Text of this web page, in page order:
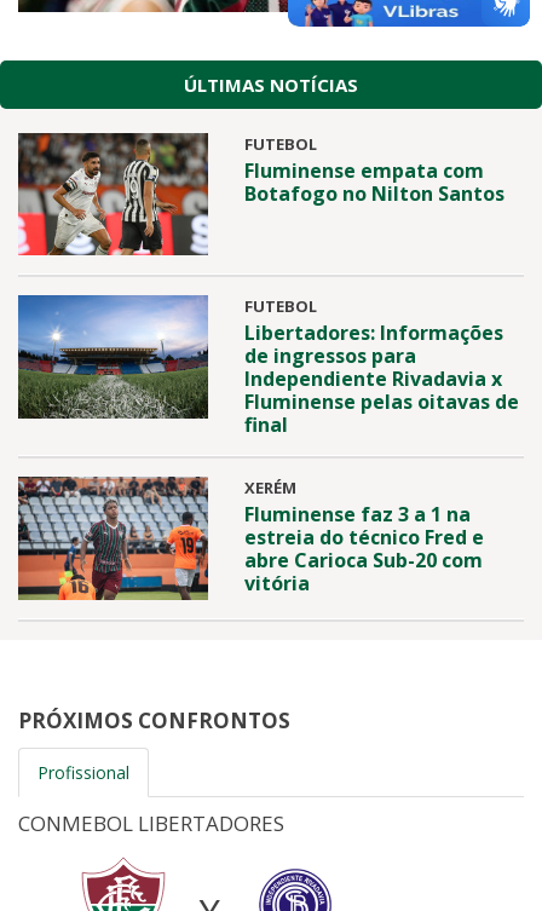
ÚLTIMAS NOTÍCIAS
FUTEBOL
Fluminense empata com
Botafogo no Nilton Santos
FUTEBOL
Libertadores: Informações
de ingressos para
Independiente Rivadavia x
Fluminense pelas oitavas de
final
XERÉM
Fluminense faz 3 a 1 na
estreia do técnico Fred e
abre Carioca Sub-20 com
vitória
PRÓXIMOS CONFRONTOS
Profissional
CONMEBOL LIBERTADORES